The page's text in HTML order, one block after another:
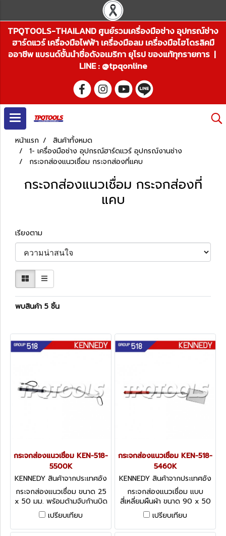
TPQTOOLS-THAILAND ศูนย์รวมเครื่องมือช่าง อุปกรณ์ช่าง
ฮาร์ดแวร์ เครื่องมือไฟฟ้า เครื่องมือลม เครื่องมือไฮโดรลิคมื
ออาชีพ แบรนด์ชั้นนำชื่อดังอเมริกา ยุโรป ของแท้ทุกรายการ |
LINE : @tpqonline
หน้าแรก
สินค้าทั้งหมด
1- เครื่องมือช่าง อุปกรณ์ฮาร์ดแวร์ อุปกรณ์งานช่าง
กระจกส่องแนวเชื่อม กระจกส่องที่แคบ
กระจกส่องแนวเชื่อม กระจกส่องที่
แคบ
เรียงตาม
พบสินค้า 5 ชิ้น
กระจกส่องแนวเชื่อม KEN-518-
5500K
KENNEDY สินค้าจากประเทศอัง
กฤษ KEN-518-5500K
กระจกส่องแนวเชื่อม ขนาด 25
x 50 มม. พร้อมด้ามจับก้านบิด
ดัดได้ KENNEDY ADJ
TELESCOPIC 3-1/2" REC.
INSP. MIRROR
เปรียบเทียบ
กระจกส่องแนวเชื่อม KEN-518-
5460K
KENNEDY สินค้าจากประเทศอัง
กฤษ KEN-518-5460K
กระจกส่องแนวเชื่อม แบบ
สี่เหลี่ยมผืนผ้า ขนาด 90 x 50
มม. พร้อมด้ามจับยืดหดได้
KENNEDY ADJ TELESCOPIC
3-1/2" REC. INSP. MIRROR
เปรียบเทียบ